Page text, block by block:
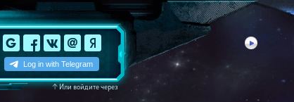
↑Или войдите через